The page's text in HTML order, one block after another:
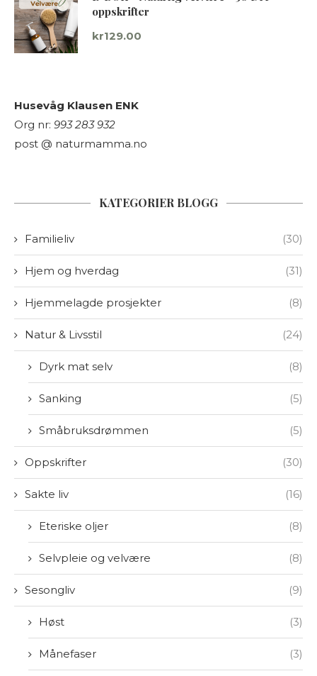
oppskrifter
kr129.00
Husevåg Klausen ENK
Org nr: 993 283 932
post @ naturmamma.no
KATEGORIER BLOGG
Familieliv (30)
Hjem og hverdag (31)
Hjemmelagde prosjekter (8)
Natur & Livsstil (24)
Dyrk mat selv (8)
Sanking (5)
Småbruksdrømmen (5)
Oppskrifter (30)
Sakte liv (16)
Eteriske oljer (8)
Selvpleie og velvære (8)
Sesongliv (9)
Høst (3)
Månefaser (3)